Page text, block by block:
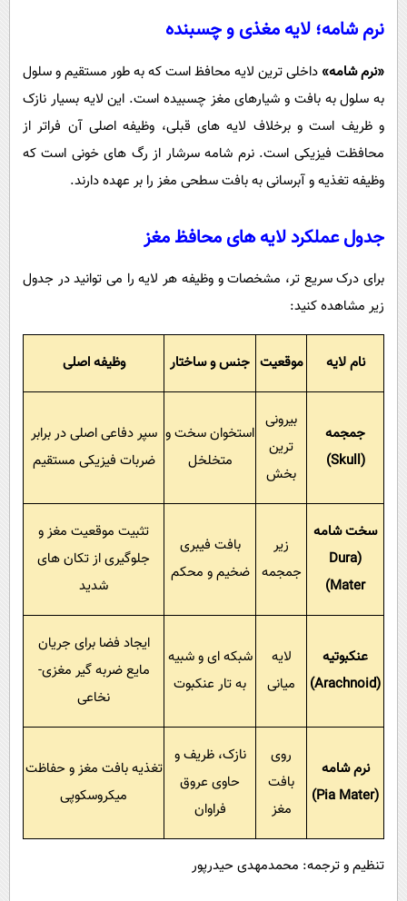
نرم شامه؛ لایه مغذی و چسبنده
«نرم شامه» داخلی ترین لایه محافظ است که به طور مستقیم و سلول
به سلول به بافت و شیارهای مغز چسبیده است. این لایه بسیار نازک
و ظریف است و برخلاف لایه های قبلی، وظیفه اصلی آن فراتر از
محافظت فیزیکی است. نرم شامه سرشار از رگ های خونی است که
وظیفه تغذیه و آبرسانی به بافت سطحی مغز را بر عهده دارند.
جدول عملکرد لایه های محافظ مغز
برای درک سریع تر، مشخصات و وظیفه هر لایه را می توانید در جدول
زیر مشاهده کنید:
نام لایه موقعیت جنس و ساختار وظیفه اصلی
جمجمه
(
Skull
)
بیرونی
ترین
بخش
استخوان سخت و
متخلخل
سپر دفاعی اصلی در برابر
ضربات فیزیکی مستقیم
سخت شامه
(
Dura
Mater
)
زیر
جمجمه
بافت فیبری
ضخیم و محکم
تثبیت موقعیت مغز و
جلوگیری از تکان های
شدید
عنکبوتیه
(
Arachnoid
)
لایه
میانی
شبکه ای و شبیه
به تار عنکبوت
ایجاد فضا برای جریان
مایع ضربه گیر مغزی-
نخاعی
نرم شامه
(
Pia Mater
)
روی
بافت
مغز
نازک، ظریف و
حاوی عروق
فراوان
تغذیه بافت مغز و حفاظت
میکروسکوپی
تنظیم و ترجمه: محمدمهدی حیدرپور